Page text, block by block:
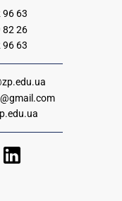
96 63
82 26
96 63